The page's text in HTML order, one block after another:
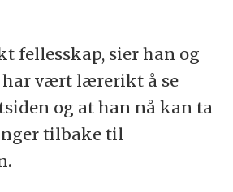
fellesskap, sier han og
har vært lærerikt å se
og at han nå kan ta
tilbake til